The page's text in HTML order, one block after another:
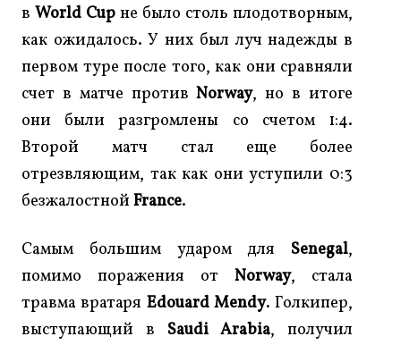
в World Cup не было столь плодотворным,
как ожидалось. У них был луч надежды в
первом туре после того, как они сравняли
счет в матче противNorway, но в итоге
они были разгромлены со счетом 1:4.
Второй матч стал еще более
отрезвляющим, так как они уступили 0:3
безжалостной France.
Самым большим ударом для Senegal,
помимо поражения от Norway, стала
травма вратаря Edouard Mendy. Голкипер,
выступающий в Saudi Arabia, получил